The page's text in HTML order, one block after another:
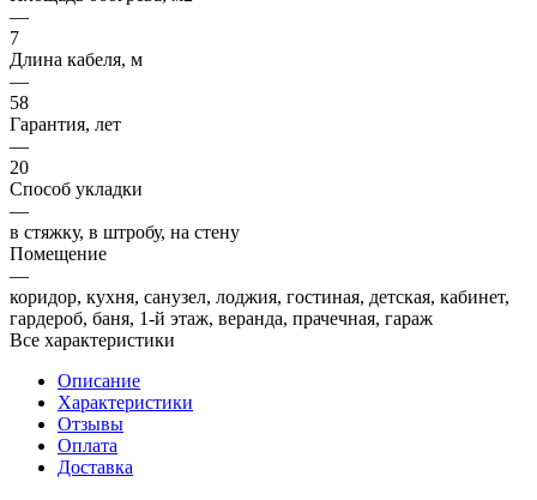
—
7
Длина кабеля, м
—
58
Гарантия, лет
—
20
Способ укладки
—
в стяжку, в штробу, на стену
Помещение
—
коридор, кухня, санузел, лоджия, гостиная, детская, кабинет,
гардероб, баня, 1-й этаж, веранда, прачечная, гараж
Все характеристики
Описание
Характеристики
Отзывы
Оплата
Доставка